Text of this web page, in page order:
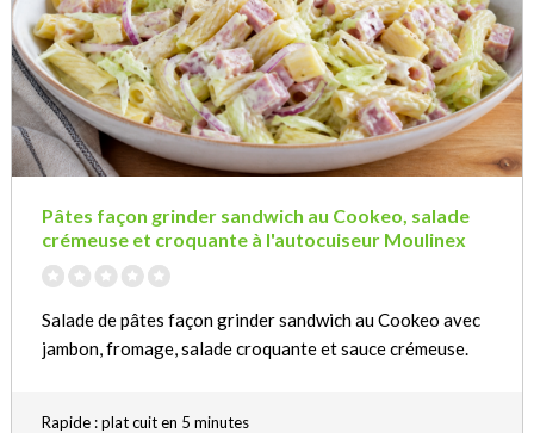
Pâtes façon grinder sandwich au Cookeo, salade
crémeuse et croquante à l'autocuiseur Moulinex
Salade de pâtes façon grinder sandwich au Cookeo avec
jambon, fromage, salade croquante et sauce crémeuse.
Rapide : plat cuit en 5 minutes